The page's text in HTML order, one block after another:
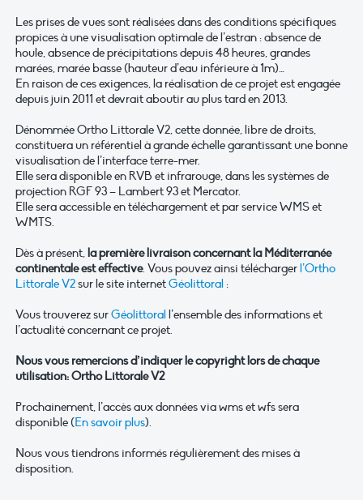
Les prises de vues sont réalisées dans des conditions spécifiques
propices à une visualisation optimale de l’estran : absence de
houle, absence de précipitations depuis 48 heures, grandes
marées, marée basse (hauteur d’eau inférieure à 1m)…
En raison de ces exigences, la réalisation de ce projet est engagée
depuis juin 2011 et devrait aboutir au plus tard en 2013.
Dénommée Ortho Littorale V2, cette donnée, libre de droits,
constituera un référentiel à grande échelle garantissant une bonne
visualisation de l’interface terre-mer.
Elle sera disponible en RVB et infrarouge, dans les systèmes de
projection RGF 93 – Lambert 93 et Mercator.
Elle sera accessible en téléchargement et par service WMS et
WMTS.
Dès à présent, la première livraison concernant la Méditerranée
continentale est effective. Vous pouvez ainsi télécharger l’Ortho
Littorale V2sur le site internetGéolittoral :
Vous trouverez surGéolittoral l’ensemble des informations et
l’actualité concernant ce projet.
Nous vous remercions d’indiquer le copyright lors de chaque
utilisation: Ortho Littorale V2
Prochainement, l’accès aux données via wms et wfs sera
disponible (En savoir plus).
Nous vous tiendrons informés régulièrement des mises à
disposition.